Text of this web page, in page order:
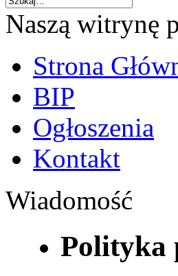
Naszą witrynę
Strona
BIP
Ogłoszenia
Kontakt
Wiadomość
Polityka